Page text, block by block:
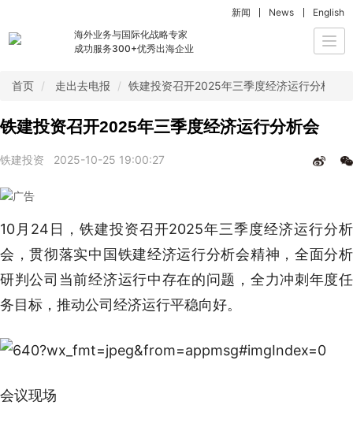
海外业务与国际化战略专家
成功服务300+优秀出海企业
新闻 News English
首页 走出去电报 铁建投资召开2025年三季度经济运行分析会
铁建投资召开2025年三季度经济运行分析会
铁建投资 2025-10-25 19:00:27
10月24日，铁建投资召开2025年三季度经济运行分析
会，贯彻落实中国铁建经济运行分析会精神，全面分析
研判公司当前经济运行中存在的问题，全力冲刺年度任
务目标，推动公司经济运行平稳向好。
会议现场